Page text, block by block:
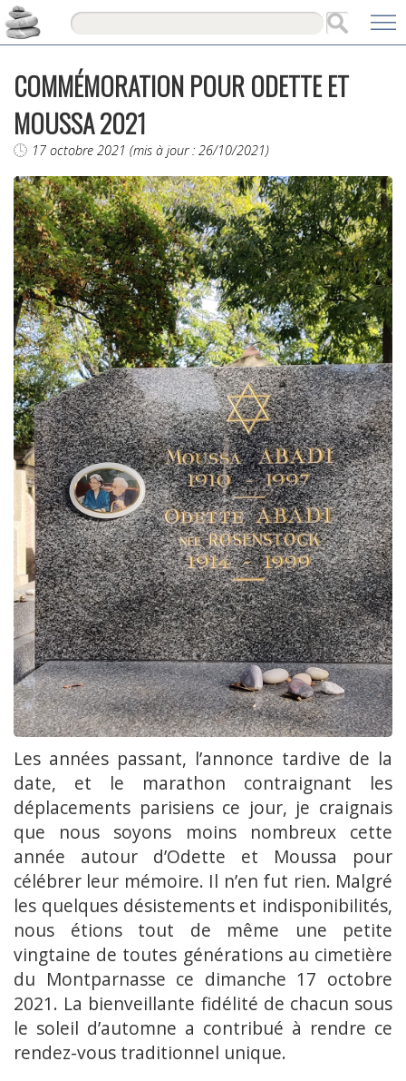
COMMÉMORATION POUR ODETTE ET
MOUSSA 2021
17 octobre 2021 (mis à jour : 26/10/2021)
Les années passant, l’annonce tardive de la
date, et le marathon contraignant les
déplacements parisiens ce jour, je craignais
que nous soyons moins nombreux cette
année autour d’Odette et Moussa pour
célébrer leur mémoire. Il n’en fut rien. Malgré
les quelques désistements et indisponibilités,
nous étions tout de même une petite
vingtaine de toutes générations au cimetière
du Montparnasse ce dimanche 17 octobre
2021. La bienveillante fidélité de chacun sous
le soleil d’automne a contribué à rendre ce
rendez-vous traditionnel unique.